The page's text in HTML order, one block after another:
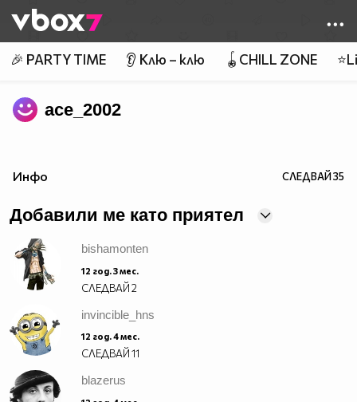
👾
🎉 PARTY TIME 👂 Клю – клю 🪀CHILL ZONE
ace_2002
Инфо СЛЕДВАЙ35
Добавили ме като приятел
bishamonten
12 год. 3 мес.
СЛЕДВАЙ2
invincible_hns
12 год. 4 мес.
СЛЕДВАЙ11
blazerus